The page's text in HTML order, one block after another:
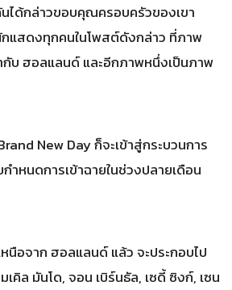
ได้กล่าวขอบคุณครอบครัวของเขา
กแสดงทุกคนในโพสต์ดังกล่าว ที่ภาพ
กับ ฮอลแลนด์ และอีกภาพหนึ่งเป็นภาพ
New Day ก็จะเข้าสู่กระบวนการ
ำหนดการเข้าฉายในช่วงปลายเดือน
อจาก ฮอลแลนด์ แล้ว จะประกอบไป
เคิล มันโด, จอน เบิร์นธัล, เซดี้ ซิงก์, เซน